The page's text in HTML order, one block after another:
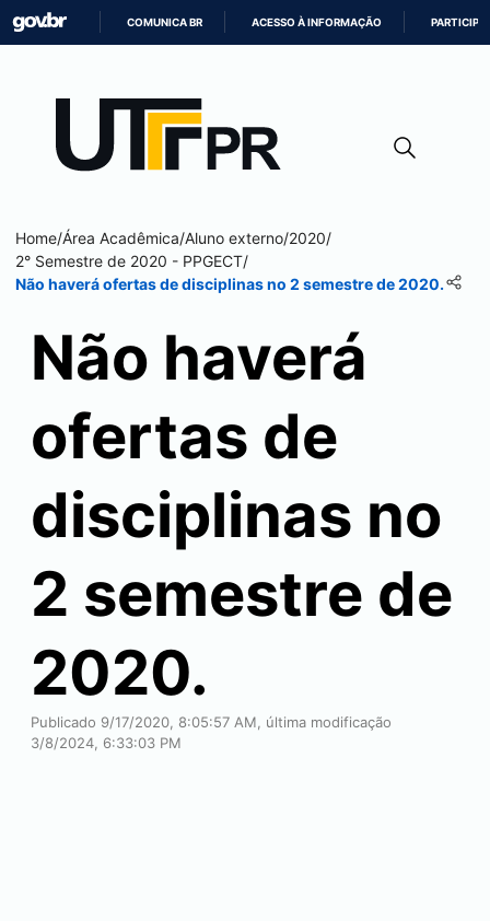
CONTEÚDO
COMUNICA BR ACESSO À INFORMAÇÃO PARTICIPE
Home/Área Acadêmica/Aluno externo/2020/
2° Semestre de 2020 - PPGECT/
Não haverá ofertas de disciplinas no 2 semestre de 2020.
Não haverá
ofertas de
disciplinas no
2 semestre de
2020.
Publicado 9/17/2020, 8:05:57 AM, última modificação
3/8/2024, 6:33:03 PM